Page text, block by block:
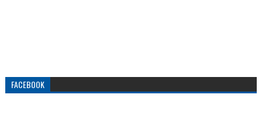
FACEBOOK